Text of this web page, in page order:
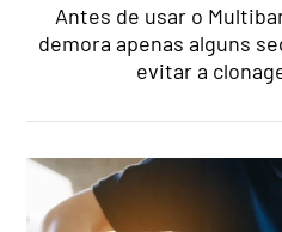
Antes de usar o
demora apenas alguns
evitar a